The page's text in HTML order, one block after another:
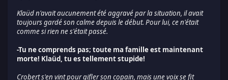
Klaüd n'avait aucunement été aggravé par la situation, il avait
toujours gardé son calme depuis le début. Pour lui, ce n'était
comme si rien ne s'était passé.
-Tu ne comprends pas; toute ma famille est maintenant
morte! Klaüd, tu es tellement stupide!
Crobert s'en vint pour gifler son copain, mais une voix se fit